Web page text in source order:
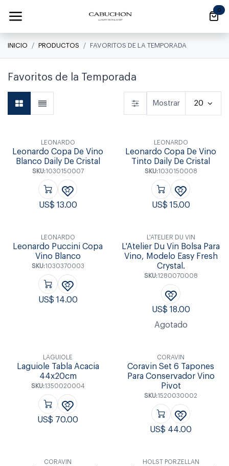
0
INICIO PRODUCTOS FAVORITOS DE LA TEMPORADA
Favoritos de la Temporada
Mostrar 20
LEONARDO
Leonardo Copa De Vino
Blanco Daily De Cristal
SKU:1030150007
US$ 13.00
LEONARDO
Leonardo Copa De Vino
Tinto Daily De Cristal
SKU:1030150008
US$ 15.00
LEONARDO
Leonardo Puccini Copa
Vino Blanco
SKU:1030370003
US$ 14.00
L'ATELIER DU VIN
L'Atelier Du Vin Bolsa Para
Vino, Modelo Easy Fresh
Crystal.
SKU:1280070008
US$ 18.00
Agotado
LAGUIOLE
Laguiole Tabla Acacia
44x20cm
SKU:1350020004
US$ 70.00
CORAVIN
Coravin Set 6 Tapones
Para Conservador Vino
Pivot
SKU:1520030002
US$ 44.00
CORAVIN HOLST PORZELLAN